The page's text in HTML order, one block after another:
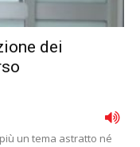
dei
un tema astratto né